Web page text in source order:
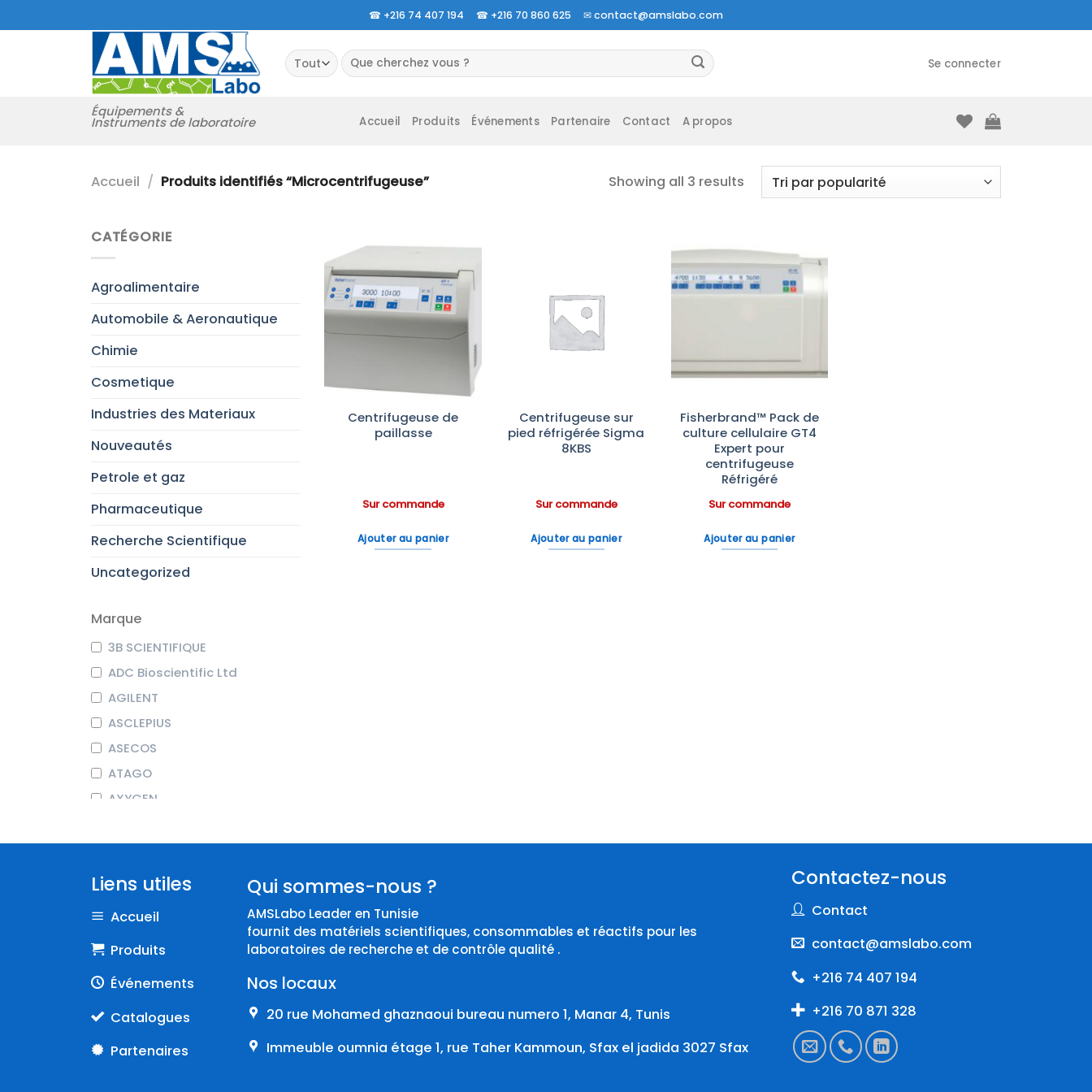
au
☎ +216 74 407 194 ☎ +216 70 860 625 ✉contact@amslabo.com
Équipements &
Instruments de laboratoire
Recherche
pour :
Se connecter
Accueil Produits Événements Partenaire Contact A propos
Accueil / Produits identifiés “Microcentrifugeuse” Showing all 3 results
CATÉGORIE
Agroalimentaire
Automobile & Aeronautique
Chimie
Cosmetique
Industries des Materiaux
Nouveautés
Petrole et gaz
Pharmaceutique
Recherche Scientifique
Uncategorized
Marque
3B SCIENTIFIQUE
ADC Bioscientific Ltd
AGILENT
ASCLEPIUS
ASECOS
ATAGO
AXYGEN
BIOCHROM
COLE-PARMER
CORNING
DURAN
EPPENDORF
ERLAB
Ajouter
à la liste
d’envies
Centrifugeuse de
paillasse
Sur commande
Ajouter au panier
à la liste
d’envies
Centrifugeuse sur
pied réfrigérée Sigma
8KBS
Sur commande
Ajouter au panier
Fisherbrand™ Pack de
culture cellulaire GT4
Expert pour
centrifugeuse
Réfrigéré
Sur commande
Ajouter au panier
Liens utiles
Accueil
Produits
Événements
Catalogues
Partenaires
Qui sommes-nous ?
AMSLabo Leader en Tunisie
fournit des matériels scientifiques, consommables et réactifs pour les
laboratoires de recherche et de contrôle qualité .
Nos locaux
20 rue Mohamed ghaznaoui bureau numero 1, Manar 4, Tunis
Immeuble oumnia étage 1, rue Taher Kammoun, Sfax el jadida 3027 Sfax
Contactez-nous
Contact
contact@amslabo.com
+216 74 407 194
+216 70 871 328